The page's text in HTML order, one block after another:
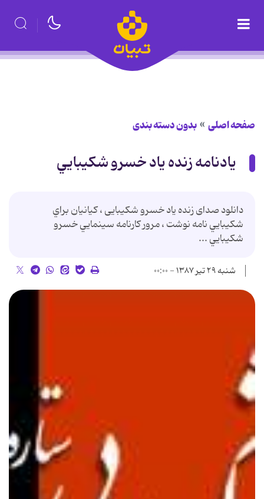
صفحه اصلی بدون دسته بندی
يادنامه زنده ياد خسرو شکيبايي
دانلود صدای زنده یاد خسرو شکیبایی ، کيانيان براي
شکيبايي نامه نوشت ، مرور کارنامه سينمايي خسرو
شکيبايي ...
شنبه ۲۹ تیر ۱۳۸۷ - ۰۰:۰۰